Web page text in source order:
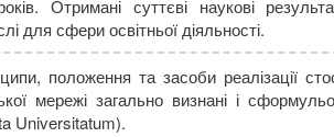
Отримані суттєві наукові
для сфери освітньої діяльності.
положення та засоби реалізації
мережі загально визнані і
Universitatum).